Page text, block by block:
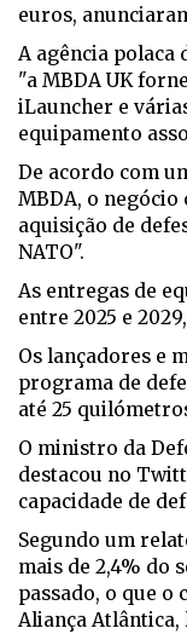
euros,
A agência polaca
"a MBDA UK
iLauncher e
equipamento
De acordo com
MBDA, o
aquisição de
NATO".
As entregas de
entre 2025 e
Os lançadores e
programa de
até 25
O ministro da
destacou no
capacidade de
Segundo um
mais de 2,4% do
passado, o que o
Aliança Atlântica,